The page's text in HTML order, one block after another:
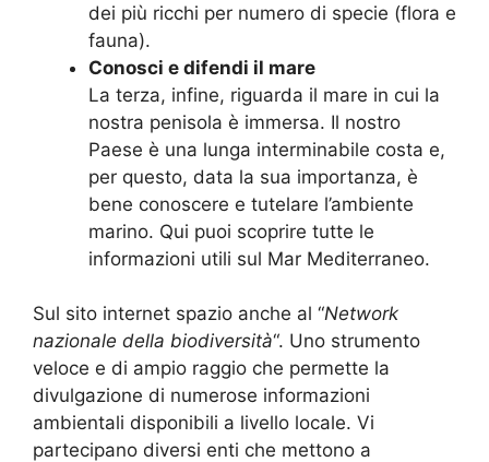
dei più ricchi per numero di specie (flora e
fauna).
Conosci e difendi il mare
La terza, infine, riguarda il mare in cui la
nostra penisola è immersa. Il nostro
Paese è una lunga interminabile costa e,
per questo, data la sua importanza, è
bene conoscere e tutelare l’ambiente
marino. Qui puoi scoprire tutte le
informazioni utili sul Mar Mediterraneo.
Sul sito internet spazio anche al “Network
nazionale della biodiversità“. Uno strumento
veloce e di ampio raggio che permette la
divulgazione di numerose informazioni
ambientali disponibili a livello locale. Vi
partecipano diversi enti che mettono a